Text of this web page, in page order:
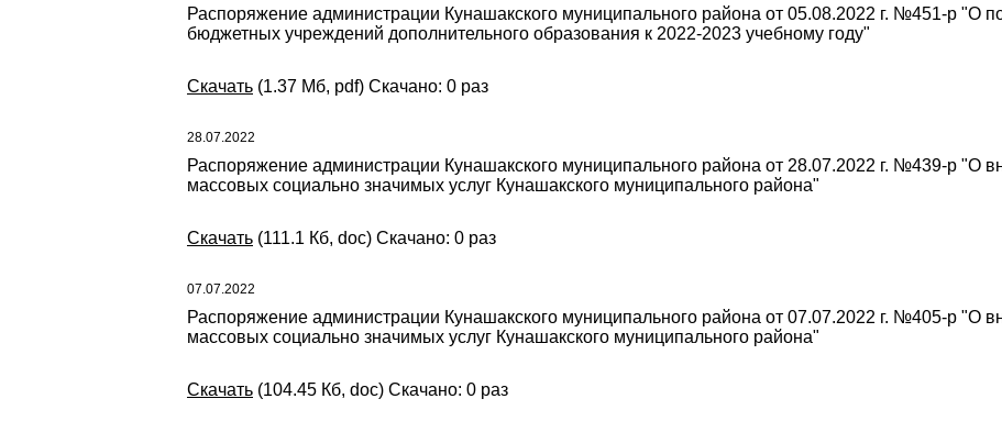
Распоряжение администрации Кунашакского муниципального района от 05.08.2022 г. №451-р "О
бюджетных учреждений дополнительного образования к 2022-2023 учебному году"
Скачать (1.37 Мб, pdf) Скачано: 0 раз
28.07.2022
Распоряжение администрации Кунашакского муниципального района от 28.07.2022 г. №439-р "О
массовых социально значимых услуг Кунашакского муниципального района"
Скачать (111.1 Кб, doc) Скачано: 0 раз
07.07.2022
Распоряжение администрации Кунашакского муниципального района от 07.07.2022 г. №405-р "О
массовых социально значимых услуг Кунашакского муниципального района"
Скачать (104.45 Кб, doc) Скачано: 0 раз